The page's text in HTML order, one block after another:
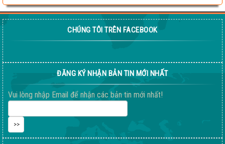
NGHIÊN CỨU KHOA HỌC VÀ...
Giúp nông dân sản xuất ngô sinh khối theo tư duy
thị trường
Sầm Sơn 20026 – Món quà tinh thần ý nghĩa !
CHÚNG TÔI TRÊN FACEBOOK
ĐĂNG KÝ NHẬN BẢN TIN MỚI NHẤT
Vui lòng nhập Email để nhận các bản tin mới nhất!